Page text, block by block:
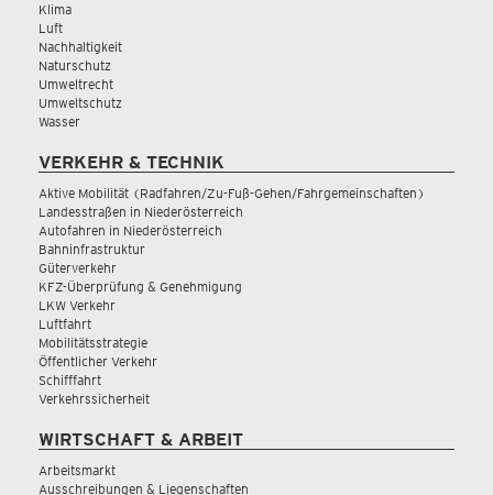
Klima
Luft
Nachhaltigkeit
Naturschutz
Umweltrecht
Umweltschutz
Wasser
VERKEHR & TECHNIK
Aktive Mobilität (Radfahren/Zu-Fuß-Gehen/Fahrgemeinschaften)
Landesstraßen in Niederösterreich
Autofahren in Niederösterreich
Bahninfrastruktur
Güterverkehr
KFZ-Überprüfung & Genehmigung
LKW Verkehr
Luftfahrt
Mobilitätsstrategie
Öffentlicher Verkehr
Schifffahrt
Verkehrssicherheit
WIRTSCHAFT & ARBEIT
Arbeitsmarkt
Ausschreibungen & Liegenschaften